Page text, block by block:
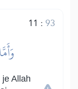
11 :93
Allah